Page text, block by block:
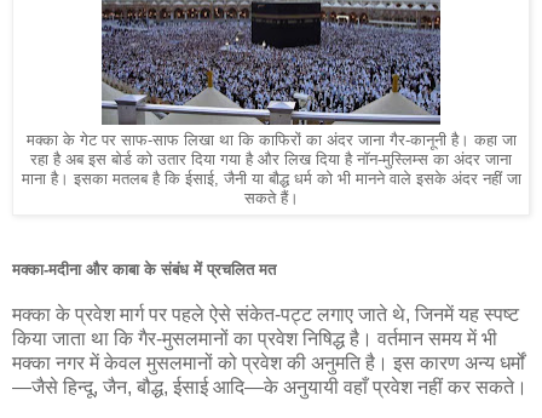
मक्का के गेट पर साफ-साफ लिखा था कि काफिरों का अंदर जाना गैर-कानूनी है। कहा जा
रहा है अब इस बोर्ड को उतार दिया गया है और लिख दिया है नॉन-मुस्लिम्स का अंदर जाना
माना है। इसका मतलब है कि ईसाई, जैनी या बौद्ध धर्म को भी मानने वाले इसके अंदर नहीं जा
सकते हैं।
मक्का-मदीना और काबा के संबंध में प्रचलित मत
मक्का के प्रवेश मार्ग पर पहले ऐसे संकेत-पट्ट लगाए जाते थे, जिनमें यह स्पष्ट
किया जाता था कि गैर-मुसलमानों का प्रवेश निषिद्ध है। वर्तमान समय में भी
मक्का नगर में केवल मुसलमानों को प्रवेश की अनुमति है। इस कारण अन्य धर्मों
—जैसे हिन्दू, जैन, बौद्ध, ईसाई आदि—के अनुयायी वहाँ प्रवेश नहीं कर सकते।